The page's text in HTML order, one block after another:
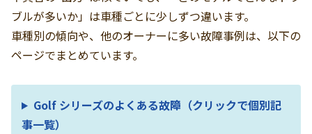
ブルが多いか」は車種ごとに少しずつ違います。
車種別の傾向や、他のオーナーに多い故障事例は、以下の
ページでまとめています。
Golf シリーズのよくある故障（クリックで個別記
事一覧）